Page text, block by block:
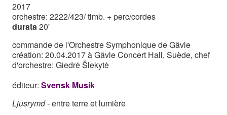
2017
orchestre: 2222/423/ timb. + perc/cordes
durata20'
commande de l'Orchestre Symphonique de Gävle
création: 20.04.2017 à Gävle Concert Hall, Suède, chef
d'orchestre: Giedrė Šlekytė
éditeur: Svensk Musik
Ljusrymd -entre terre et lumière